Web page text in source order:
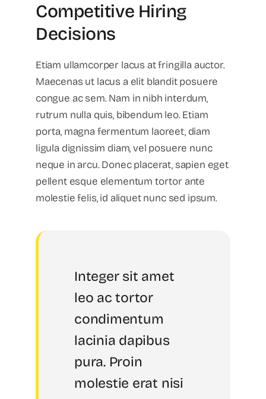
Competitive Hiring
Decisions
Etiam ullamcorper lacus at fringilla auctor.
Maecenas ut lacus a elit blandit posuere
congue ac sem. Nam in nibh interdum,
rutrum nulla quis, bibendum leo. Etiam
porta, magna fermentum laoreet, diam
ligula dignissim diam, vel posuere nunc
neque in arcu. Donec placerat, sapien eget
pellent esque elementum tortor ante
molestie felis, id aliquet nunc sed ipsum.
Integer sit amet
leo ac tortor
condimentum
lacinia dapibus
pura. Proin
molestie erat nisi